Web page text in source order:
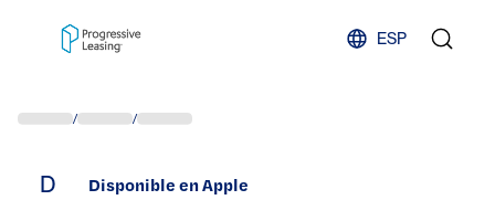
ESP
/ /
D Disponible en Apple